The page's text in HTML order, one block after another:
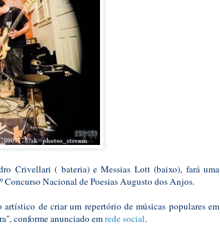
Crivellari ( bateria) e Messias Lott (baixo), fará uma
Concurso Nacional de Poesias Augusto dos Anjos.
de criar um repertório de músicas populares em
conforme anunciado emrede social.